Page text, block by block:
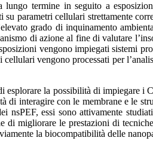
termine in seguito a
parametri cellulari strettamente
grado di inquinamento
di azione al fine di valutare
vengono impiegati sistemi
vengono processati per
esplorare la possibilità di
interagire con le membrane e le
essi sono attivamente
migliorare le prestazioni di
la biocompatibilità delle